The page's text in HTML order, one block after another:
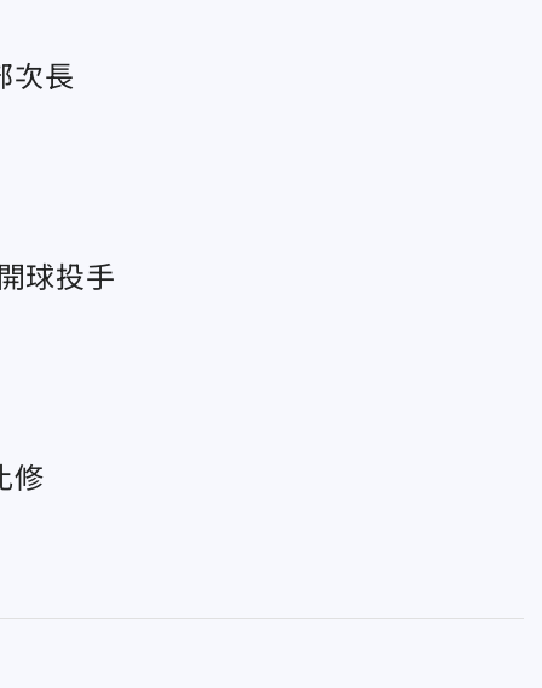
次長
球投手
修